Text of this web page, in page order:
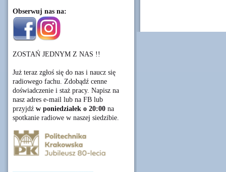
Obserwuj nas na:
ZOSTAŃ JEDNYM Z NAS !!
Już teraz zgłoś się do nas i naucz się
radiowego fachu. Zdobądź cenne
doświadczenie i staż pracy. Napisz na
nasz adres e-mail lub na FB lub
przyjdź w poniedziałek o 20:00 na
spotkanie radiowe w naszej siedzibie.